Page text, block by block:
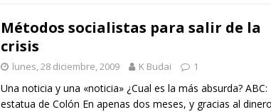
Métodos socialistas para salir de la
crisis
lunes, 28 diciembre, 2009 K Budai 1
Una noticia y una «noticia» ¿Cual es la más absurda? ABC:
estatua de Colón En apenas dos meses, y gracias al dinero